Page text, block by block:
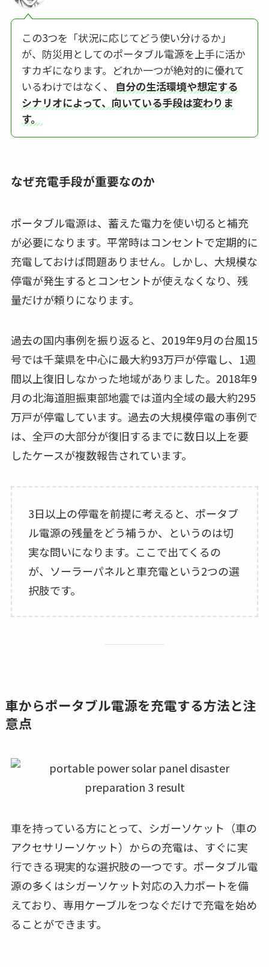
この3つを「状況に応じてどう使い分けるか」
が、防災用としてのポータブル電源を上手に活か
すカギになります。どれか一つが絶対的に優れて
いるわけではなく、
自分の生活環境や想定する
シナリオによって、向いている手段は変わりま
す。
なぜ充電手段が重要なのか
ポータブル電源は、蓄えた電力を使い切ると補充
が必要になります。平常時はコンセントで定期的に
充電しておけば問題ありません。しかし、大規模な
停電が発生するとコンセントが使えなくなり、残
量だけが頼りになります。
過去の国内事例を振り返ると、2019年9月の台風15
号では千葉県を中心に最大約93万戸が停電し、1週
間以上復旧しなかった地域がありました。2018年9
月の北海道胆振東部地震では道内全域の最大約295
万戸が停電しています。過去の大規模停電の事例で
は、全戸の大部分が復旧するまでに数日以上を要
したケースが複数報告されています。
3日以上の停電を前提に考えると、ポータブ
ル電源の残量をどう補うか、というのは切
実な問いになります。ここで出てくるの
が、ソーラーパネルと車充電という2つの選
択肢です。
車からポータブル電源を充電する方法と注
意点
車を持っている方にとって、シガーソケット（車の
アクセサリーソケット）からの充電は、すぐに実
行できる現実的な選択肢の一つです。ポータブル電
源の多くはシガーソケット対応の入力ポートを備
えており、専用ケーブルをつなぐだけで充電を始め
ることができます。